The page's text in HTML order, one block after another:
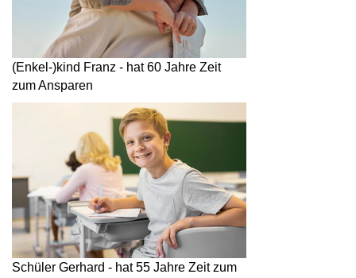
(Enkel-)kind Franz - hat 60 Jahre Zeit
zum Ansparen
Schüler Gerhard - hat 55 Jahre Zeit zum